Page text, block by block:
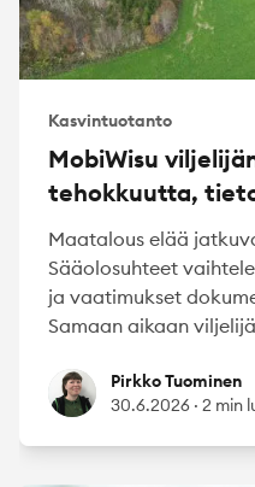
Kasvintuotanto
MobiWisu
tehokkuutta,
Maatalous elää
Sääolosuhteet
ja vaatimukset
Samaan aikaan
Pirkko Tuominen
Pirkko Tuominen
30.6.2026 · 2 min